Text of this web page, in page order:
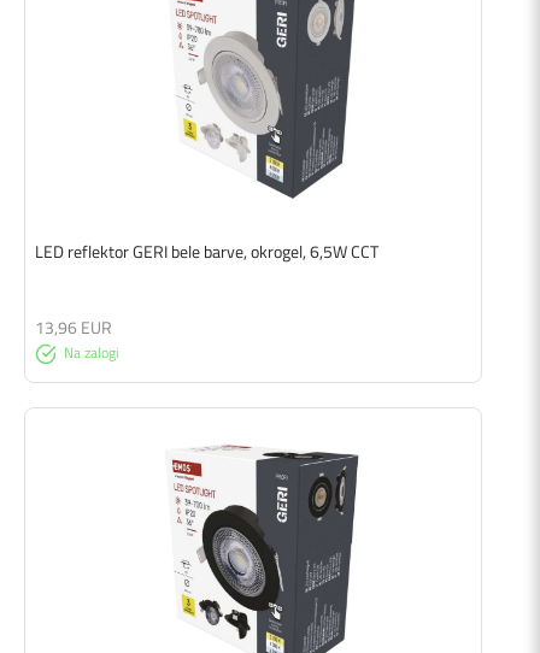
LED reflektor GERI bele barve, okrogel, 6,5W CCT
Na zalogi
13,96 EUR